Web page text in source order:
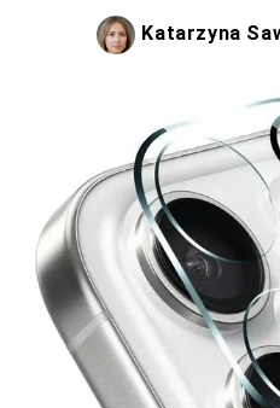
Katarzyna